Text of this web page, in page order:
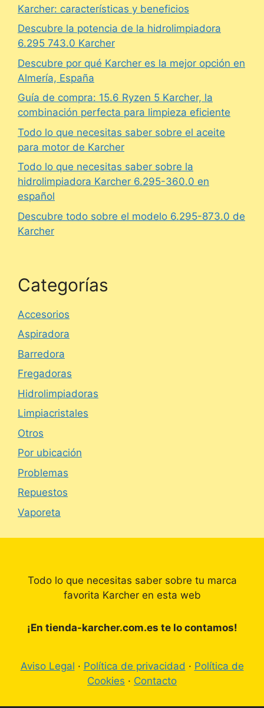
Karcher: características y beneficios
Descubre la potencia de la hidrolimpiadora
6.295 743.0 Karcher
Descubre por qué Karcher es la mejor opción en
Almería, España
Guía de compra: 15.6 Ryzen 5 Karcher, la
combinación perfecta para limpieza eficiente
Todo lo que necesitas saber sobre el aceite
para motor de Karcher
Todo lo que necesitas saber sobre la
hidrolimpiadora Karcher 6.295-360.0 en
español
Descubre todo sobre el modelo 6.295-873.0 de
Karcher
Categorías
Accesorios
Aspiradora
Barredora
Fregadoras
Hidrolimpiadoras
Limpiacristales
Otros
Por ubicación
Problemas
Repuestos
Vaporeta
Todo lo que necesitas saber sobre tu marca
favorita Karcher en esta web
¡En tienda-karcher.com.es te lo contamos!
Aviso Legal · Política de privacidad · Política de
Cookies · Contacto